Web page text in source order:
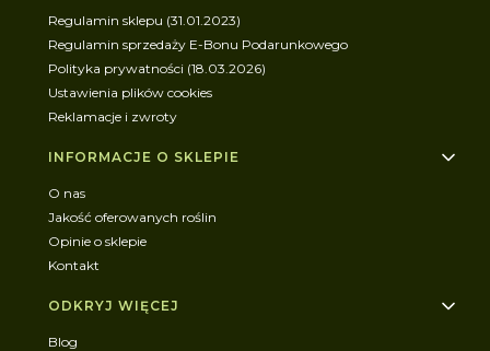
Regulamin sklepu (31.01.2023)
Regulamin sprzedaży E-Bonu Podarunkowego
Polityka prywatności (18.03.2026)
Ustawienia plików cookies
Reklamacje i zwroty
INFORMACJE O SKLEPIE
O nas
Jakość oferowanych roślin
Opinie o sklepie
Kontakt
ODKRYJ WIĘCEJ
Blog